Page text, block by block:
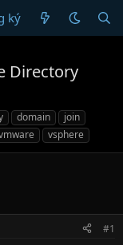
ký
Directory
domain
join
vsphere
#1